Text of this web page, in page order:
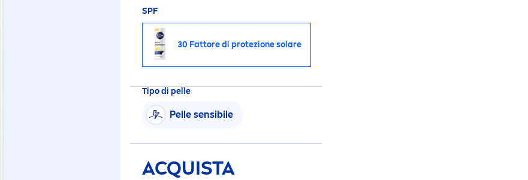
SPF
30 Fattore di protezione solare
Tipo di pelle
Pelle sensibile
ACQUISTA